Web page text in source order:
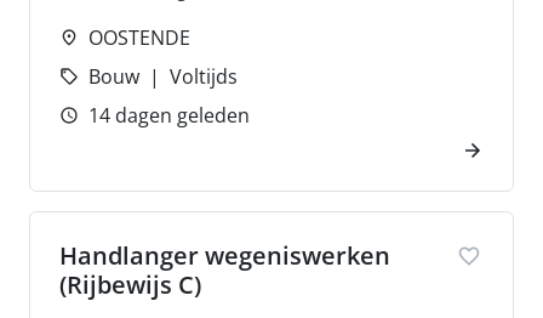
OOSTENDE
Bouw
Voltijds
14 dagen geleden
Handlanger wegeniswerken
(Rijbewijs C)